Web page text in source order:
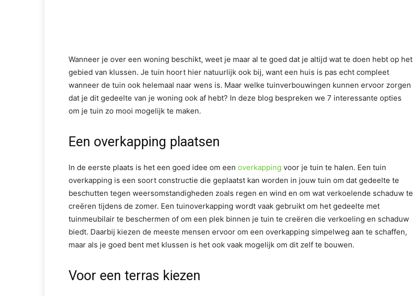
Wanneer je over een woning beschikt, weet je maar al te goed dat je altijd wat te doen hebt op het
gebied van klussen. Je tuin hoort hier natuurlijk ook bij, want een huis is pas echt compleet
wanneer de tuin ook helemaal naar wens is. Maar welke tuinverbouwingen kunnen ervoor zorgen
dat je dit gedeelte van je woning ook af hebt? In deze blog bespreken we 7 interessante opties
om je tuin zo mooi mogelijk te maken.
Een overkapping plaatsen
In de eerste plaats is het een goed idee om een overkapping voor je tuin te halen. Een tuin
overkapping is een soort constructie die geplaatst kan worden in jouw tuin om dat gedeelte te
beschutten tegen weersomstandigheden zoals regen en wind en om wat verkoelende schaduw te
creëren tijdens de zomer. Een tuinoverkapping wordt vaak gebruikt om het gedeelte met
tuinmeubilair te beschermen of om een plek binnen je tuin te creëren die verkoeling en schaduw
biedt. Daarbij kiezen de meeste mensen ervoor om een overkapping simpelweg aan te schaffen,
maar als je goed bent met klussen is het ook vaak mogelijk om dit zelf te bouwen.
Voor een terras kiezen